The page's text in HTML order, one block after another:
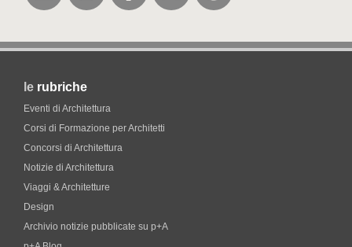
le rubriche
Eventi di Architettura
Corsi di Formazione per Architetti
Concorsi di Architettura
Notizie di Architettura
Viaggi & Architetture
Design
Archivio notizie pubblicate su p+A